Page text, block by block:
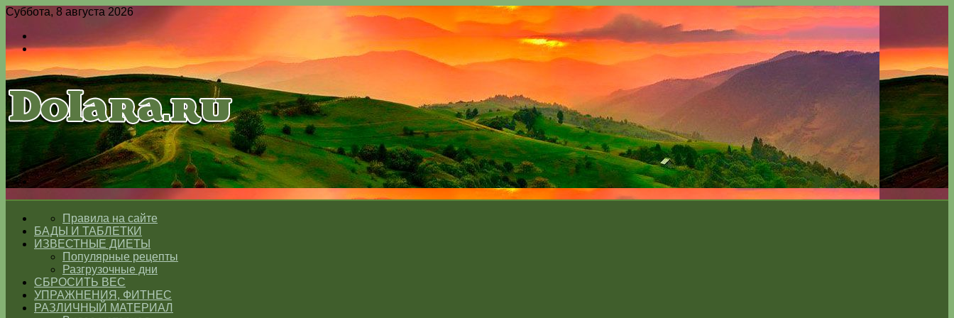
Суббота, 8 августа 2026
Switch
skin
Меню
Switch
ГЛАВНАЯПравила на сайте
БАДЫ И ТАБЛЕТКИ
ИЗВЕСТНЫЕ ДИЕТЫ
Популярные рецепты
Разгрузочные дни
СБРОСИТЬ ВЕС
УПРАЖНЕНИЯ, ФИТНЕС
РАЗЛИЧНЫЙ МАТЕРИАЛ